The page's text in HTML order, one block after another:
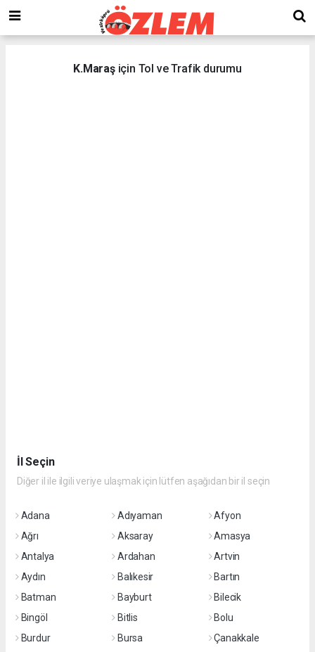
K.Maraş için Tol ve Trafik durumu
İl Seçin
Diğer il ile ilgili veriye ulaşmak için lütfen aşağıdan bir il seçin
Adana Adıyaman
Afyon
Ağrı
Aksaray
Amasya
Antalya
Ardahan
Artvin
Aydın
Balıkesir
Bartın
Batman
Bayburt
Bilecik
Bingöl
Bitlis
Bolu
Burdur
Bursa
Çanakkale